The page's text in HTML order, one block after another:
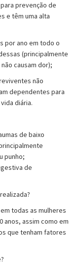
prevenção de
e têm uma alta
por ano em todo o
(principalmente
causam dor);
não
dependentes para
diária.
de baixo
punho;
de
todas as mulheres
anos, assim como em
que tenham fatores